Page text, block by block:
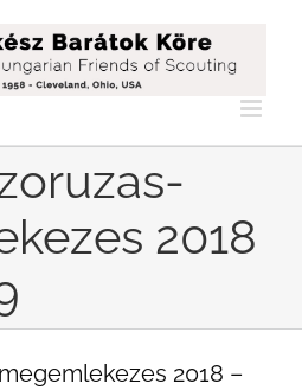
2018
2018 –